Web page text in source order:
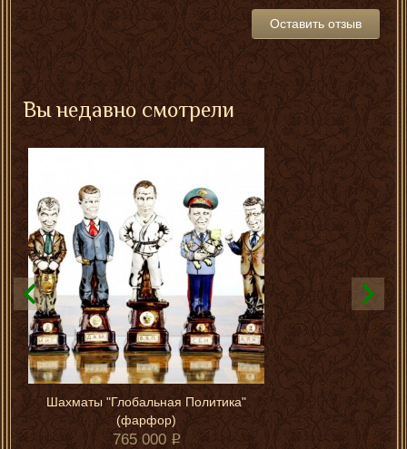
Оставить отзыв
Вы недавно смотрели
Шахматы "Глобальная Политика"
(фарфор)
765 000